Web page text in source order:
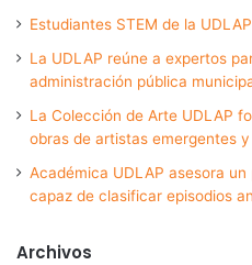
Estudiantes STEM de la
La UDLAP reúne a expertos
administración pública
La Colección de Arte UDLAP
obras de artistas emergentes
Académica UDLAP asesora
capaz de clasificar episodios
Archivos